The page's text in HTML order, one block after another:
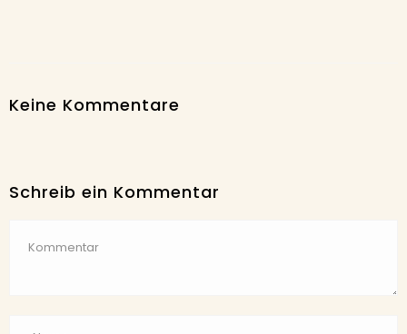
Keine Kommentare
Schreib ein Kommentar